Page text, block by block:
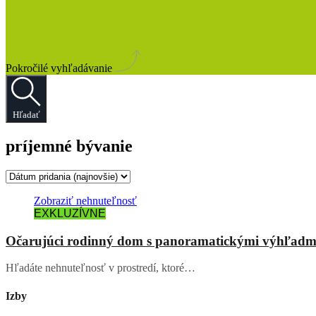
Pokročilé vyhľadávanie
Hľadať
príjemné bývanie
Zobraziť nehnuteľnosť
EXKLUZÍVNE
Očarujúci rodinný dom s panoramatickými
Hľadáte nehnuteľnosť v prostredí, ktoré…
Izby